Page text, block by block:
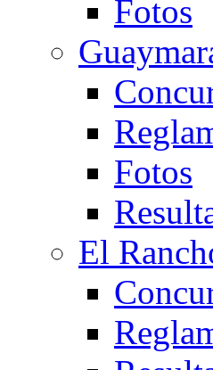
Fotos
Fotos
El